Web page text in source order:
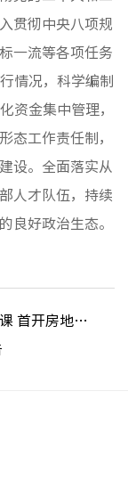
贯彻中央八项规
一流等各项任务
情况，科学编制
资金集中管理，
态工作责任制，
设。全面落实从
人才队伍，持续
良好政治生态。
上一篇：榫卯间的传承：沉浸式亲子文化课 首开房地集团国企开放日活动圆满落幕